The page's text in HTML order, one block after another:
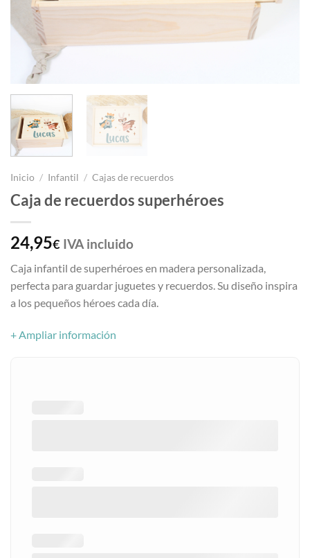
Inicio / Infantil / Cajas de recuerdos
Caja de recuerdos superhéroes
24,95€ IVA incluido
Caja infantil de superhéroes en madera personalizada,
perfecta para guardar juguetes y recuerdos. Su diseño inspira
a los pequeños héroes cada día.
+ Ampliar información